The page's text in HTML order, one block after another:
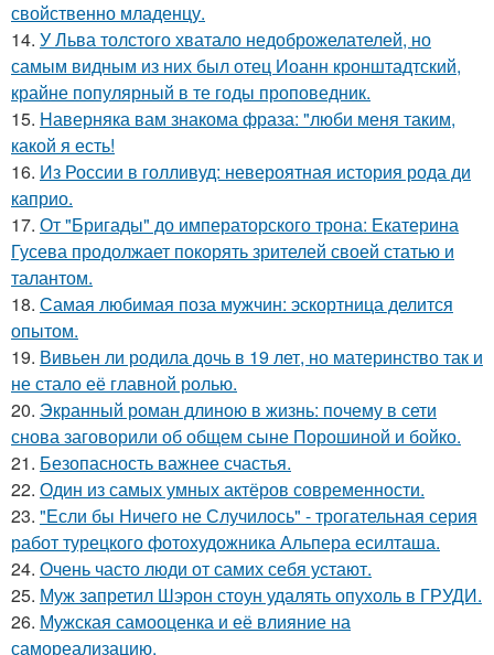
свойственно младенцу.
14. У Льва толстого хватало недоброжелателей, но
самым видным из них был отец Иоанн кронштадтский,
крайне популярный в те годы проповедник.
15. Hаверняка вам знакома фраза: "люби меня таким,
какой я есть!
16. Из России в голливуд: невероятная история рода ди
каприо.
17. От "Бригады" до императорского трона: Екатерина
Гусева продолжает покорять зрителей своей статью и
талантом.
18. Самая любимая поза мужчин: эскортница делится
опытом.
19. Вивьен ли родила дочь в 19 лет, но материнство так и
не стало её главной ролью.
20. Экранный роман длиною в жизнь: почему в сети
снова заговорили об общем сыне Порошиной и бойко.
21. Безопасность важнее счастья.
22. Один из самых умных актёров современности.
23. "Если бы Ничего не Случилось" - трогательная серия
работ турецкого фотохудожника Альпера есилташа.
24. Очень часто люди от самих себя устают.
25. Муж запретил Шэрон стоун удалять опухоль в ГРУДИ.
26. Мужская самооценка и её влияние на
самореализацию.